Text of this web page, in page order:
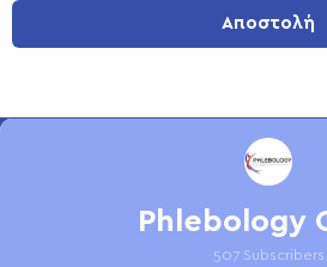
Αποστολή
Phlebology
507 Subscribers